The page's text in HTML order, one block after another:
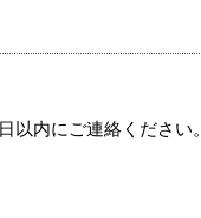
以内にご連絡くださ